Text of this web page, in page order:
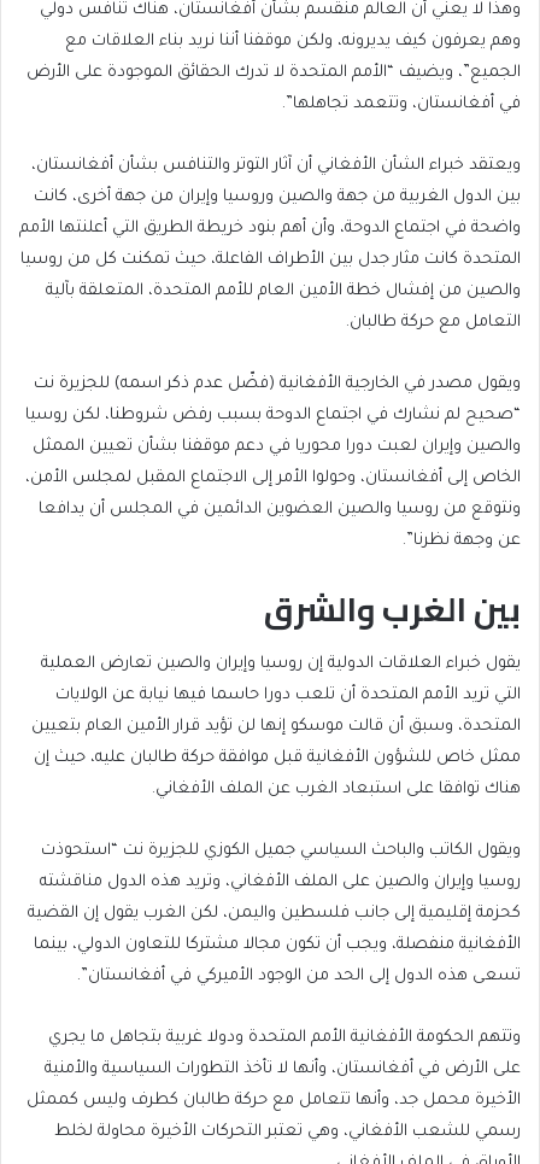
وهذا لا يعني أن العالم منقسم بشأن أفغانستان، هناك تنافس دولي
وهم يعرفون كيف يديرونه، ولكن موقفنا أننا نريد بناء العلاقات مع
الجميع”، ويضيف “الأمم المتحدة لا تدرك الحقائق الموجودة على الأرض
في أفغانستان، وتتعمد تجاهلها”.
ويعتقد خبراء الشأن الأفغاني أن آثار التوتر والتنافس بشأن أفغانستان،
بين الدول الغربية من جهة والصين وروسيا وإيران من جهة أخرى، كانت
واضحة في اجتماع الدوحة، وأن أهم بنود خريطة الطريق التي أعلنتها الأمم
المتحدة كانت مثار جدل بين الأطراف الفاعلة، حيث تمكنت كل من روسيا
والصين من إفشال خطة الأمين العام للأمم المتحدة، المتعلقة بآلية
التعامل مع حركة طالبان.
ويقول مصدر في الخارجية الأفغانية (فضّل عدم ذكر اسمه) للجزيرة نت
“صحيح لم نشارك في اجتماع الدوحة بسبب رفض شروطنا، لكن روسيا
والصين وإيران لعبت دورا محوريا في دعم موقفنا بشأن تعيين الممثل
الخاص إلى أفغانستان، وحولوا الأمر إلى الاجتماع المقبل لمجلس الأمن،
ونتوقع من روسيا والصين العضوين الدائمين في المجلس أن يدافعا
عن وجهة نظرنا”.
بين الغرب والشرق
يقول خبراء العلاقات الدولية إن روسيا وإيران والصين تعارض العملية
التي تريد الأمم المتحدة أن تلعب دورا حاسما فيها نيابة عن الولايات
المتحدة، وسبق أن قالت موسكو إنها لن تؤيد قرار الأمين العام بتعيين
ممثل خاص للشؤون الأفغانية قبل موافقة حركة طالبان عليه، حيث إن
هناك توافقا على استبعاد الغرب عن الملف الأفغاني.
ويقول الكاتب والباحث السياسي جميل الكوزي للجزيرة نت “استحوذت
روسيا وإيران والصين على الملف الأفغاني، وتريد هذه الدول مناقشته
كحزمة إقليمية إلى جانب فلسطين واليمن، لكن الغرب يقول إن القضية
الأفغانية منفصلة، ويجب أن تكون مجالا مشتركا للتعاون الدولي، بينما
تسعى هذه الدول إلى الحد من الوجود الأميركي في أفغانستان”.
وتتهم الحكومة الأفغانية الأمم المتحدة ودولا غربية بتجاهل ما يجري
على الأرض في أفغانستان، وأنها لا تأخذ التطورات السياسية والأمنية
الأخيرة محمل جد، وأنها تتعامل مع حركة طالبان كطرف وليس كممثل
رسمي للشعب الأفغاني، وهي تعتبر التحركات الأخيرة محاولة لخلط